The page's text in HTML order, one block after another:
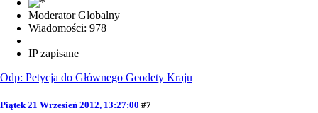
Moderator Globalny
Wiadomości: 978
IP zapisane
Odp: Petycja do Głównego Geodety Kraju
Piątek 21 Wrzesień 2012, 13:27:00 #7